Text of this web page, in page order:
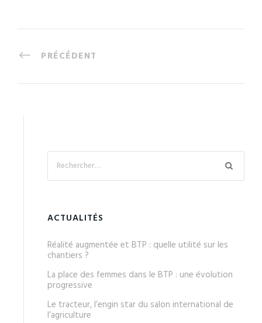
PRÉCÉDENT
ACTUALITÉS
Réalité augmentée et BTP : quelle utilité sur les
chantiers ?
La place des femmes dans le BTP : une évolution
progressive
Le tracteur, l’engin star du salon international de
l’agriculture